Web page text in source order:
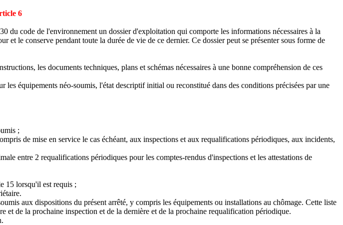
6
code de l'environnement un dossier d'exploitation qui comporte les informations nécessaires à la
le conserve pendant toute la durée de vie de ce dernier. Ce dossier peut se présenter sous forme de
les documents techniques, plans et schémas nécessaires à une bonne compréhension de ces
équipements néo-soumis, l'état descriptif initial ou reconstitué dans des conditions précisées par une
;
de mise en service le cas échéant, aux inspections et aux requalifications périodiques, aux incidents,
entre 2 requalifications périodiques pour les comptes-rendus d'inspections et les attestations de
15 lorsqu'il est requis ;
aux dispositions du présent arrêté, y compris les équipements ou installations au chômage. Cette liste
et de la prochaine inspection et de la dernière et de la prochaine requalification périodique.